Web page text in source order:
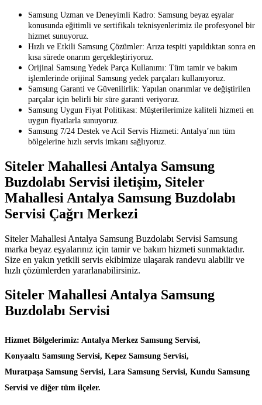
Samsung Uzman ve Deneyimli Kadro: Samsung beyaz eşyalar
konusunda eğitimli ve sertifikalı teknisyenlerimiz ile profesyonel bir
hizmet sunuyoruz.
Hızlı ve Etkili Samsung Çözümler: Arıza tespiti yapıldıktan sonra en
kısa sürede onarım gerçekleştiriyoruz.
Orijinal Samsung Yedek Parça Kullanımı: Tüm tamir ve bakım
işlemlerinde orijinal Samsung yedek parçaları kullanıyoruz.
Samsung Garanti ve Güvenilirlik: Yapılan onarımlar ve değiştirilen
parçalar için belirli bir süre garanti veriyoruz.
Samsung Uygun Fiyat Politikası: Müşterilerimize kaliteli hizmeti en
uygun fiyatlarla sunuyoruz.
Samsung 7/24 Destek ve Acil Servis Hizmeti: Antalya’nın tüm
bölgelerine hızlı servis imkanı sağlıyoruz.
Siteler Mahallesi Antalya Samsung
Buzdolabı Servisi iletişim, Siteler
Mahallesi Antalya Samsung Buzdolabı
Servisi Çağrı Merkezi
Siteler Mahallesi Antalya Samsung Buzdolabı Servisi Samsung
marka beyaz eşyalarınız için tamir ve bakım hizmeti sunmaktadır.
Size en yakın yetkili servis ekibimize ulaşarak randevu alabilir ve
hızlı çözümlerden yararlanabilirsiniz.
Siteler Mahallesi Antalya Samsung
Buzdolabı Servisi
Hizmet Bölgelerimiz: Antalya Merkez Samsung Servisi,
Konyaaltı Samsung Servisi, Kepez Samsung Servisi,
Muratpaşa Samsung Servisi, Lara Samsung Servisi, Kundu Samsung
Servisi ve diğer tüm ilçeler.